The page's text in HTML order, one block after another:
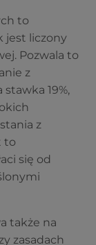
to
jest liczony
Pozwala to
z
19%,
z
to
się od
także na
zasadach